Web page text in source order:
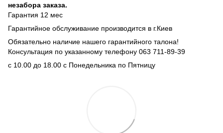
незабора заказа.
Гарантия 12 мес
Гарантийное обслуживание производится в г.Киев
Обязательно наличие нашего гарантийного талона!
Консультация по указанному телефону 063 711-89-39
с 10.00 до 18.00 с Понедельника по Пятницу